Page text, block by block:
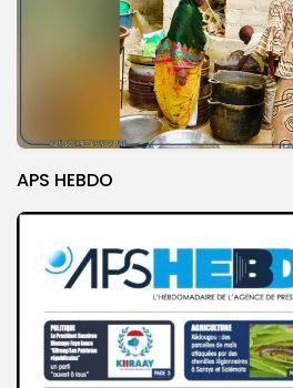
APS HEBDO